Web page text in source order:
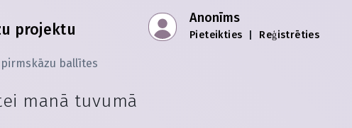
projektu
Anonīms
Pieteikties Reģistrēties
pirmskāzu ballītes
manā tuvumā